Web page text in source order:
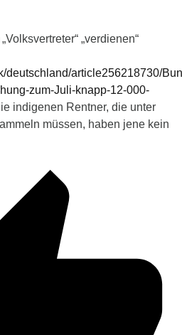
„verdienen“
deutschland/article256218730/
zum-Juli-knapp-12-000-
indigenen Rentner, die unter
müssen, haben jene kein